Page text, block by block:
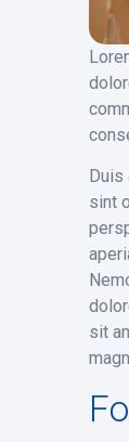
sint
sit